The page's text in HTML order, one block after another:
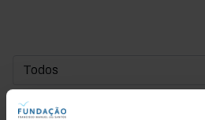
DATA DE INÍCIO